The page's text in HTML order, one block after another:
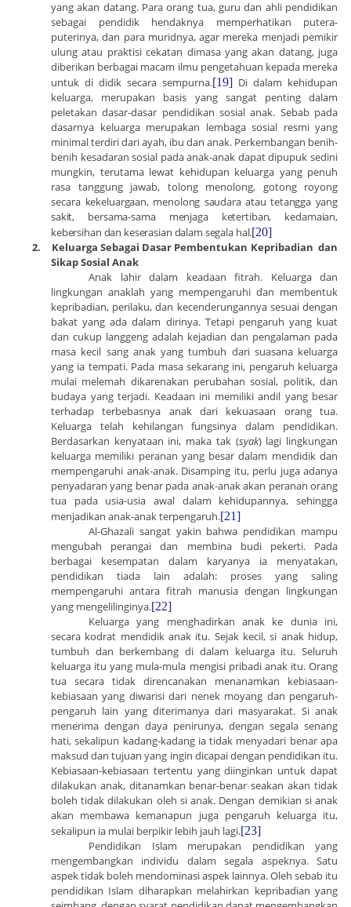
yang akan datang. Para orang tua, guru dan ahli pendidikan
sebagai pendidik hendaknya memperhatikan putera-
puterinya, dan para muridnya, agar mereka menjadi pemikir
ulung atau praktisi cekatan dimasa yang akan datang, juga
diberikan berbagai macam ilmu pengetahuan kepada mereka
untuk di didik secara sempurna.[19] Di dalam kehidupan
keluarga, merupakan basis yang sangat penting dalam
peletakan dasar-dasar pendidikan sosial anak. Sebab pada
dasarnya keluarga merupakan lembaga sosial resmi yang
minimal terdiri dari ayah, ibu dan anak. Perkembangan benih-
benih kesadaran sosial pada anak-anak dapat dipupuk sedini
mungkin, terutama lewat kehidupan keluarga yang penuh
rasa tanggung jawab, tolong menolong, gotong royong
secara kekeluargaan, menolong saudara atau tetangga yang
sakit, bersama-sama menjaga ketertiban, kedamaian,
kebersihan dan keserasian dalam segala hal.[20]
2.
Keluarga Sebagai Dasar Pembentukan Kepribadian dan
Sikap Sosial Anak
Anak lahir dalam keadaan fitrah. Keluarga dan
lingkungan anaklah yang mempengaruhi dan membentuk
kepribadian, perilaku, dan kecenderungannya sesuai dengan
bakat yang ada dalam dirinya. Tetapi pengaruh yang kuat
dan cukup langgeng adalah kejadian dan pengalaman pada
masa kecil sang anak yang tumbuh dari suasana keluarga
yang ia tempati. Pada masa sekarang ini, pengaruh keluarga
mulai melemah dikarenakan perubahan sosial, politik, dan
budaya yang terjadi. Keadaan ini memiliki andil yang besar
terhadap terbebasnya anak dari kekuasaan orang tua.
Keluarga telah kehilangan fungsinya dalam pendidikan.
Berdasarkan kenyataan ini, maka tak (syak) lagi lingkungan
keluarga memiliki peranan yang besar dalam mendidik dan
mempengaruhi anak-anak. Disamping itu, perlu juga adanya
penyadaran yang benar pada anak-anak akan peranan orang
tua pada usia-usia awal dalam kehidupannya, sehingga
menjadikan anak-anak terpengaruh.[21]
Al-Ghazali sangat yakin bahwa pendidikan mampu
mengubah perangai dan membina budi pekerti. Pada
berbagai kesempatan dalam karyanya ia menyatakan,
pendidikan tiada lain adalah: proses yang saling
mempengaruhi antara fitrah manusia dengan lingkungan
yang mengelilinginya.[22]
Keluarga yang menghadirkan anak ke dunia ini,
secara kodrat mendidik anak itu. Sejak kecil, si anak hidup,
tumbuh dan berkembang di dalam keluarga itu. Seluruh
keluarga itu yang mula-mula mengisi pribadi anak itu. Orang
tua secara tidak direncanakan menanamkan kebiasaan-
kebiasaan yang diwarisi dari nenek moyang dan pengaruh-
pengaruh lain yang diterimanya dari masyarakat. Si anak
menerima dengan daya penirunya, dengan segala senang
hati, sekalipun kadang-kadang ia tidak menyadari benar apa
maksud dan tujuan yang ingin dicapai dengan pendidikan itu.
Kebiasaan-kebiasaan tertentu yang diinginkan untuk dapat
dilakukan anak, ditanamkan benar-benar seakan akan tidak
boleh tidak dilakukan oleh si anak. Dengan demikian si anak
akan membawa kemanapun juga pengaruh keluarga itu,
sekalipun ia mulai berpikir lebih jauh lagi.[23]
Pendidikan Islam merupakan pendidikan yang
mengembangkan individu dalam segala aspeknya. Satu
aspek tidak boleh mendominasi aspek lainnya. Oleh sebab itu
pendidikan Islam diharapkan melahirkan kepribadian yang